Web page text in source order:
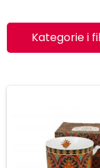
Kategorie i